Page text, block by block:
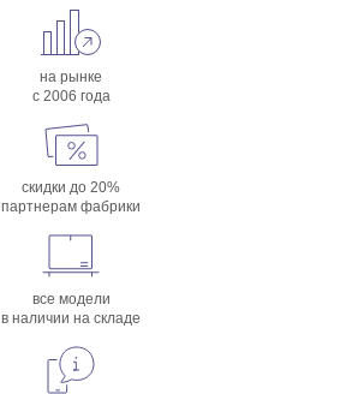
на рынке
с 2006 года
скидки до 20%
партнерам фабрики
все модели
в наличии на складе